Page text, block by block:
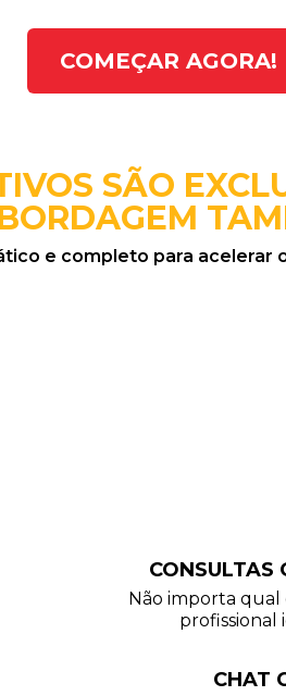
COMEÇAR AGORA!
SÃO
e completo para acelerar
CONSULTAS
Não importa qual
profissional
CHAT